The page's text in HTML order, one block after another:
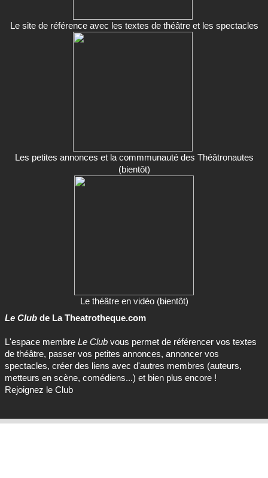
Le site de référence avec les textes de théâtre et les spectacles
Les petites annonces et la commmunauté des Théâtronautes
(bientôt)
Le théâtre en vidéo (bientôt)
Le Club de La Theatrotheque.com
L'espace membre Le Club vous permet de référencer vos textes
de théâtre, passer vos petites annonces, annoncer vos
spectacles, créer des liens avec d'autres membres (auteurs,
metteurs en scène, comédiens...) et bien plus encore !
Rejoignez le Club